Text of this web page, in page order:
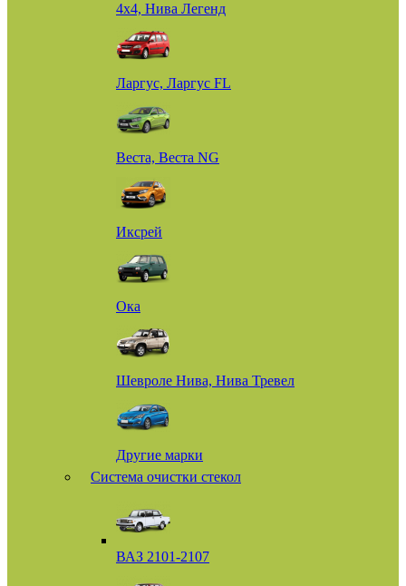
4х4, Нива Легенд
Ларгус, Ларгус FL
Веста, Веста NG
Иксрей
Ока
Шевроле Нива, Нива Тревел
Другие марки
Система очистки стекол
ВАЗ 2101-2107